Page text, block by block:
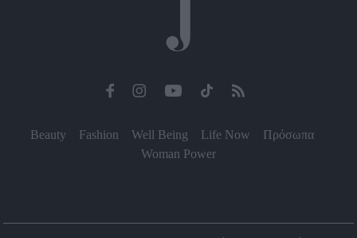
Beauty Fashion Well Being Life Now
Πρόσωπα
Woman Power